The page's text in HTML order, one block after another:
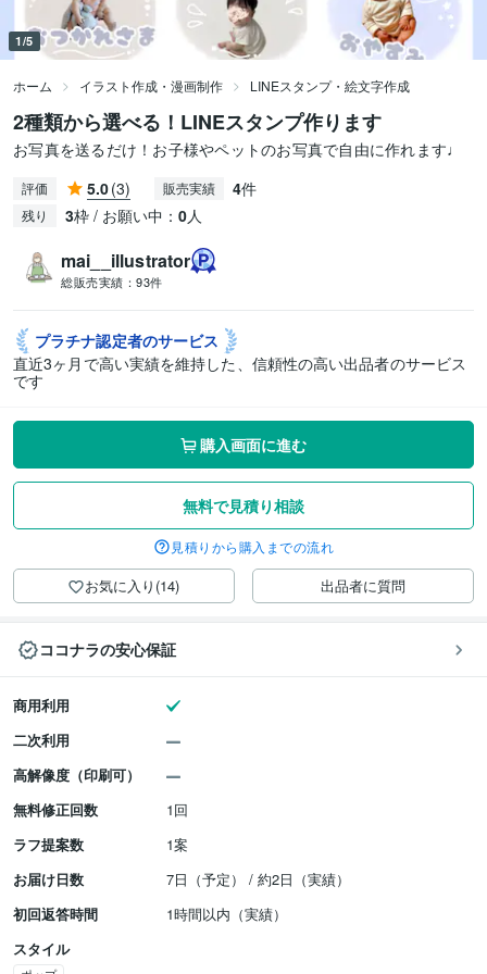
1/5
ホーム イラスト作成・漫画制作 LINEスタンプ・絵文字作成
2種類から選べる！LINEスタンプ作ります
お写真を送るだけ！お子様やペットのお写真で自由に作れます♩
評価 5.0(3) 販売実績 4件
残り 3枠 / お願い中： 0人
mai__illustrator
総販売実績： 93件
プラチナ認定者のサービス
直近3ヶ月で高い実績を維持した、信頼性の高い出品者のサービス
です
購入画面に進む
無料で見積り相談
見積りから購入までの流れ
お気に入り(14) 出品者に質問
ココナラの安心保証
商用利用
二次利用
高解像度（印刷可）
無料修正回数
1回
ラフ提案数
1案
お届け日数
7日（予定） / 約2日（実績）
初回返答時間
1時間以内（実績）
スタイル